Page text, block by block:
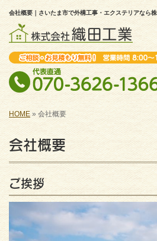
会社概要｜さいたま市で外構工事・エクステリアなら
HOME » 会社概要
会社概要
ご挨拶